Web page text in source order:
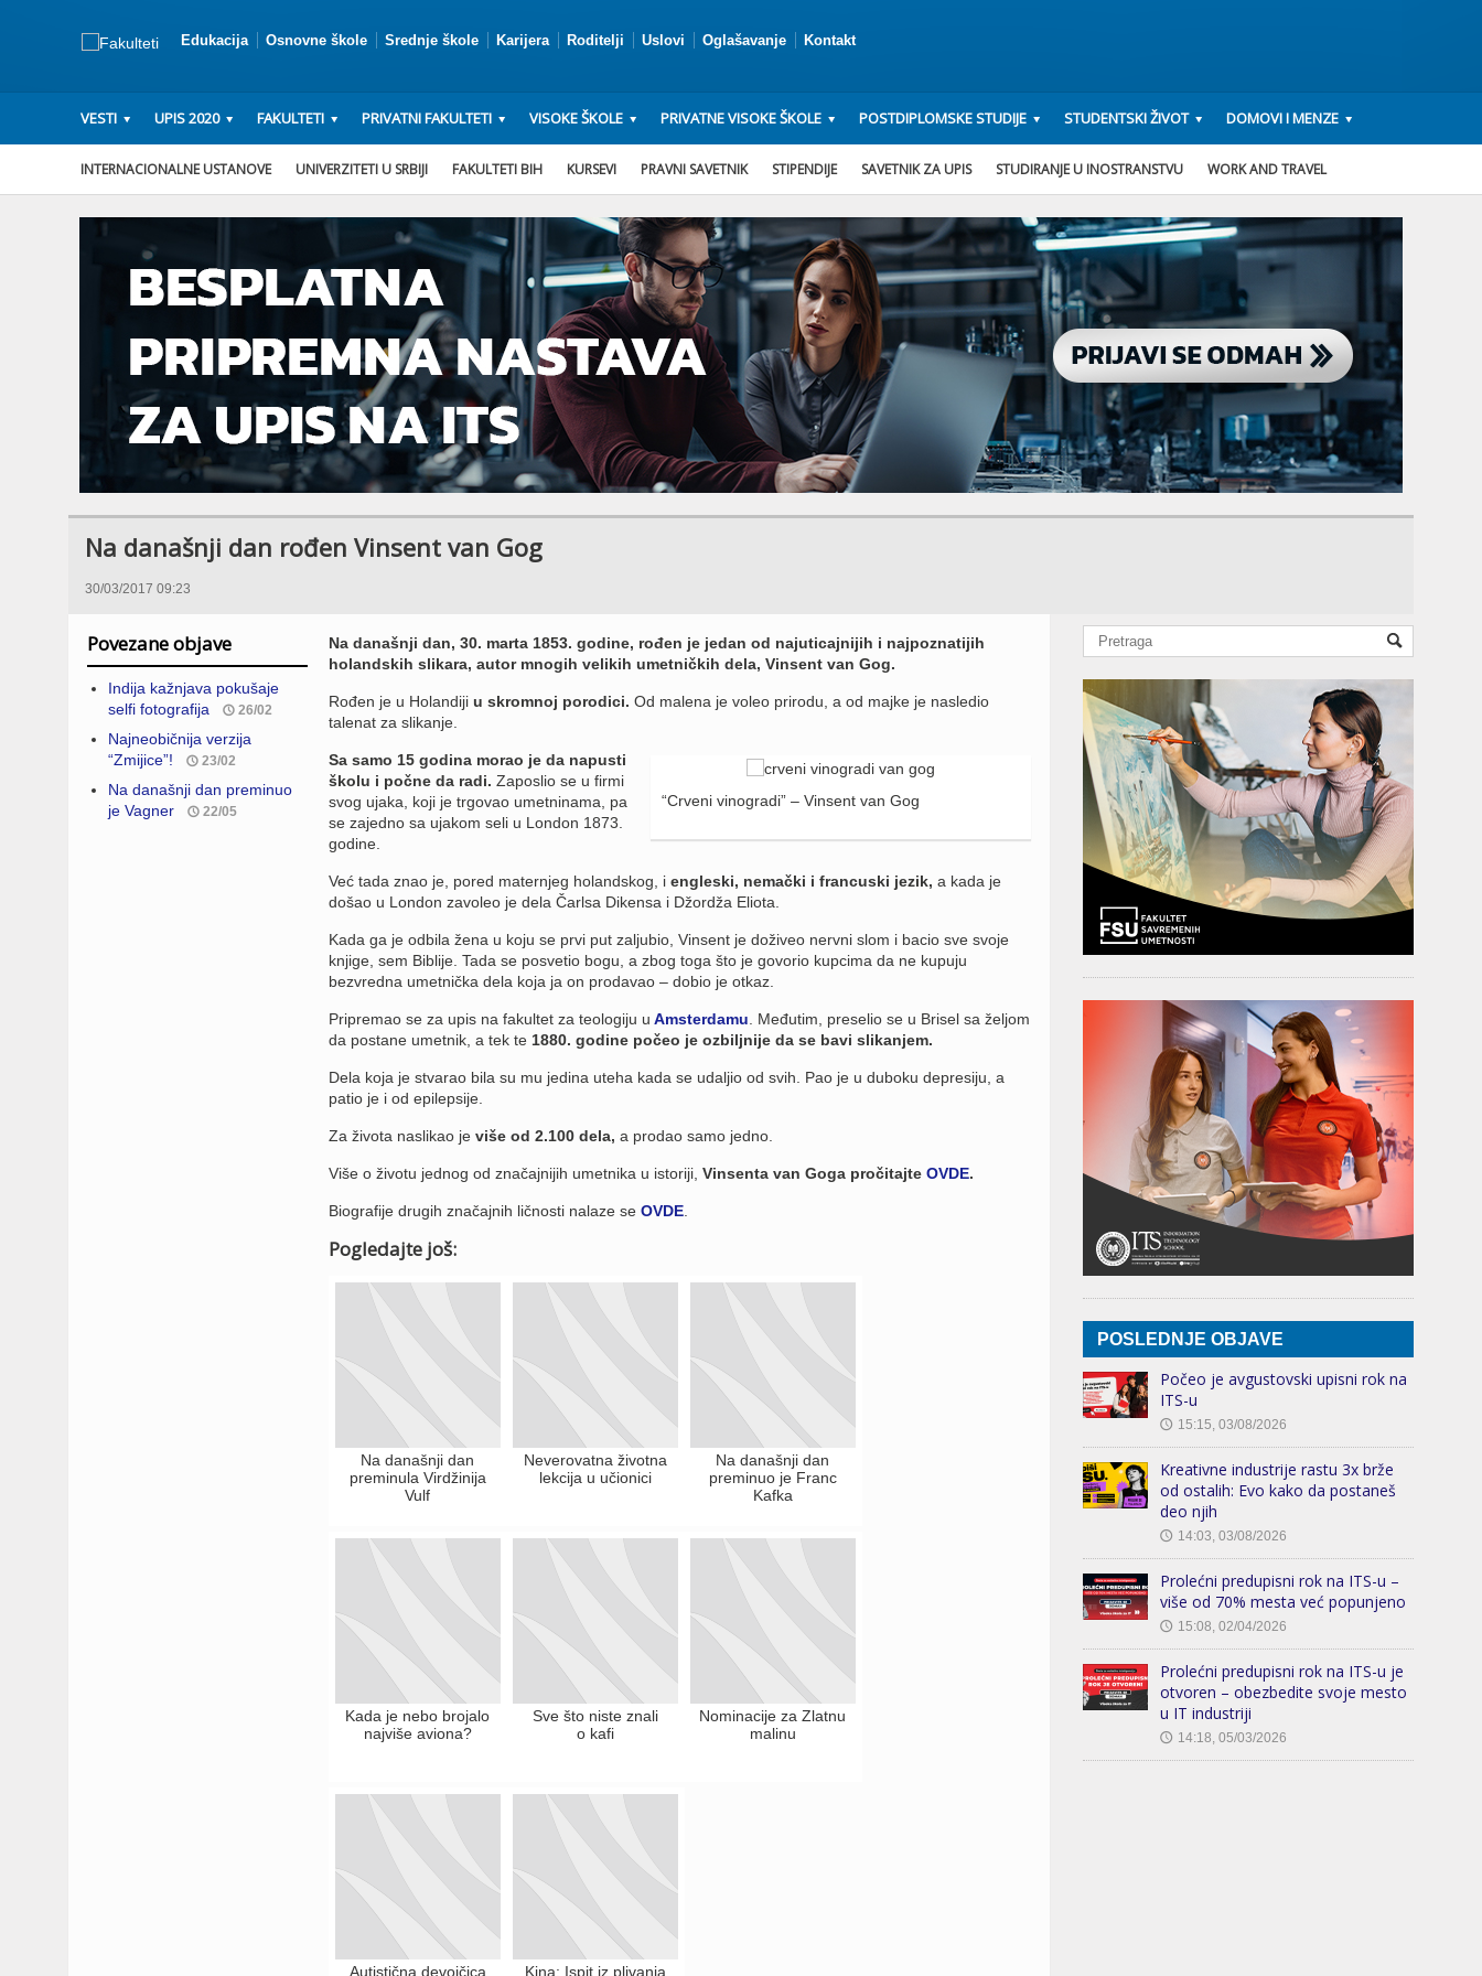
Edukacija Osnovne škole Srednje škole Karijera Roditelji Uslovi Oglašavanje Kontakt
VESTI UPIS 2020 FAKULTETI PRIVATNI FAKULTETI VISOKE ŠKOLE PRIVATNE VISOKE ŠKOLE POSTDIPLOMSKE STUDIJE STUDENTSKI ŽIVOT DOMOVI I MENZE
INTERNACIONALNE USTANOVE UNIVERZITETI U SRBIJI FAKULTETI BIH KURSEVI PRAVNI SAVETNIK STIPENDIJE SAVETNIK ZA UPIS STUDIRANJE U INOSTRANSTVU WORK AND TRAVEL
Na današnji dan rođen Vinsent van Gog
30/03/2017 09:23
Povezane objave
Indija kažnjava pokušaje
selfi fotografija
26/02
Najneobičnija verzija
“Zmijice”!
23/02
Na današnji dan preminuo
je Vagner
22/05
Na današnji dan, 30. marta 1853. godine, rođen je jedan od najuticajnijih i najpoznatijih
holandskih slikara, autor mnogih velikih umetničkih dela, Vinsent van Gog.
Rođen je u Holandiji u skromnoj porodici. Od malena je voleo prirodu, a od majke je nasledio
talenat za slikanje.
“Crveni vinogradi” – Vinsent van Gog
Sa samo 15 godina morao je da napusti
školu i počne da radi. Zaposlio se u firmi
svog ujaka, koji je trgovao umetninama, pa
se zajedno sa ujakom seli u London 1873.
godine.
Već tada znao je, pored maternjeg holandskog, i engleski, nemački i francuski jezik, a kada je
došao u London zavoleo je dela Čarlsa Dikensa i Džordža Eliota.
Kada ga je odbila žena u koju se prvi put zaljubio, Vinsent je doživeo nervni slom i bacio sve svoje
knjige, sem Biblije. Tada se posvetio bogu, a zbog toga što je govorio kupcima da ne kupuju
bezvredna umetnička dela koja ja on prodavao – dobio je otkaz.
Pripremao se za upis na fakultet za teologiju u Amsterdamu . Međutim, preselio se u Brisel sa željom
da postane umetnik, a tek te1880. godine počeo je ozbiljnije da se bavi slikanjem.
Dela koja je stvarao bila su mu jedina uteha kada se udaljio od svih. Pao je u duboku depresiju, a
patio je i od epilepsije.
Za života naslikao je više od 2.100 dela, a prodao samo jedno.
Više o životu jednog od značajnijih umetnika u istoriji, Vinsenta van Goga pročitajte OVDE.
Biografije drugih značajnih ličnosti nalaze se OVDE.
Pogledajte još:
Na današnji dan
preminula Virdžinija
Vulf
Neverovatna životna
lekcija u učionici
Na današnji dan
preminuo je Franc
Kafka
Kada je nebo brojalo
najviše aviona?
Sve što niste znali
o kafi
Nominacije za Zlatnu
malinu
Autistična devojčica
Kina: Ispit iz plivanja
POSLEDNJE OBJAVE
Počeo je avgustovski upisni rok na
ITS-u
🕔 15:15, 03/08/2026
Kreativne industrije rastu 3x brže
od ostalih: Evo kako da postaneš
deo njih
🕔 14:03, 03/08/2026
Prolećni predupisni rok na ITS-u –
više od 70% mesta već popunjeno
🕔 15:08, 02/04/2026
Prolećni predupisni rok na ITS-u je
otvoren – obezbedite svoje mesto
u IT industriji
🕔 14:18, 05/03/2026